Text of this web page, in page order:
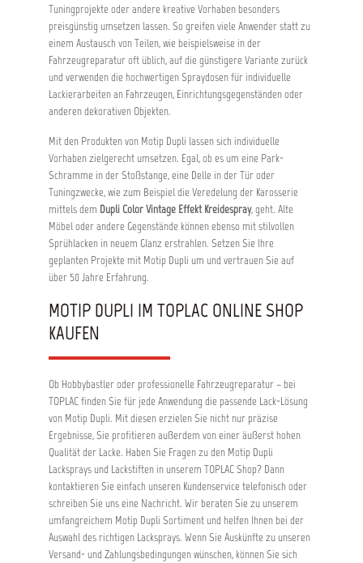
Tuningprojekte oder andere kreative Vorhaben besonders
preisgünstig umsetzen lassen. So greifen viele Anwender statt zu
einem Austausch von Teilen, wie beispielsweise in der
Fahrzeugreparatur oft üblich, auf die günstigere Variante zurück
und verwenden die hochwertigen Spraydosen für individuelle
Lackierarbeiten an Fahrzeugen, Einrichtungsgegenständen oder
anderen dekorativen Objekten.
Mit den Produkten von Motip Dupli lassen sich individuelle
Vorhaben zielgerecht umsetzen. Egal, ob es um eine Park-
Schramme in der Stoßstange, eine Delle in der Tür oder
Tuningzwecke, wie zum Beispiel die Veredelung der Karosserie
mittels dem Dupli Color Vintage Effekt Kreidespray, geht. Alte
Möbel oder andere Gegenstände können ebenso mit stilvollen
Sprühlacken in neuem Glanz erstrahlen. Setzen Sie Ihre
geplanten Projekte mit Motip Dupli um und vertrauen Sie auf
über 50 Jahre Erfahrung.
MOTIP DUPLI IM TOPLAC ONLINE SHOP
KAUFEN
Ob Hobbybastler oder professionelle Fahrzeugreparatur – bei
TOPLAC finden Sie für jede Anwendung die passende Lack-Lösung
von Motip Dupli. Mit diesen erzielen Sie nicht nur präzise
Ergebnisse, Sie profitieren außerdem von einer äußerst hohen
Qualität der Lacke. Haben Sie Fragen zu den Motip Dupli
Lacksprays und Lackstiften in unserem TOPLAC Shop? Dann
kontaktieren Sie einfach unseren Kundenservice telefonisch oder
schreiben Sie uns eine Nachricht. Wir beraten Sie zu unserem
umfangreichem Motip Dupli Sortiment und helfen Ihnen bei der
Auswahl des richtigen Lacksprays. Wenn Sie Auskünfte zu unseren
Versand- und Zahlungsbedingungen wünschen, können Sie sich